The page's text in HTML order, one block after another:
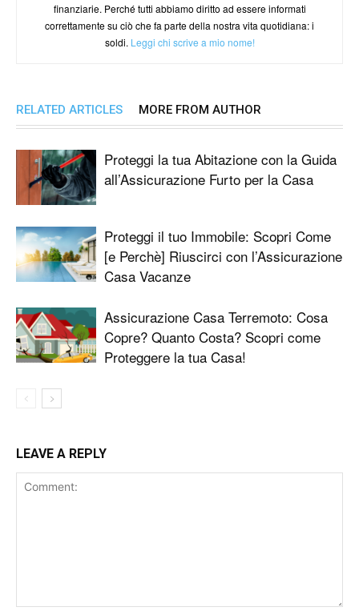
finanziarie. Perché tutti abbiamo diritto ad essere informati
correttamente su ciò che fa parte della nostra vita quotidiana: i
soldi. Leggi chi scrive a mio nome!
RELATED ARTICLES MORE FROM AUTHOR
Proteggi la tua Abitazione con la Guida
all’Assicurazione Furto per la Casa
Proteggi il tuo Immobile: Scopri Come
[e Perchè] Riuscirci con l’Assicurazione
Casa Vacanze
Assicurazione Casa Terremoto: Cosa
Copre? Quanto Costa? Scopri come
Proteggere la tua Casa!
LEAVE A REPLY